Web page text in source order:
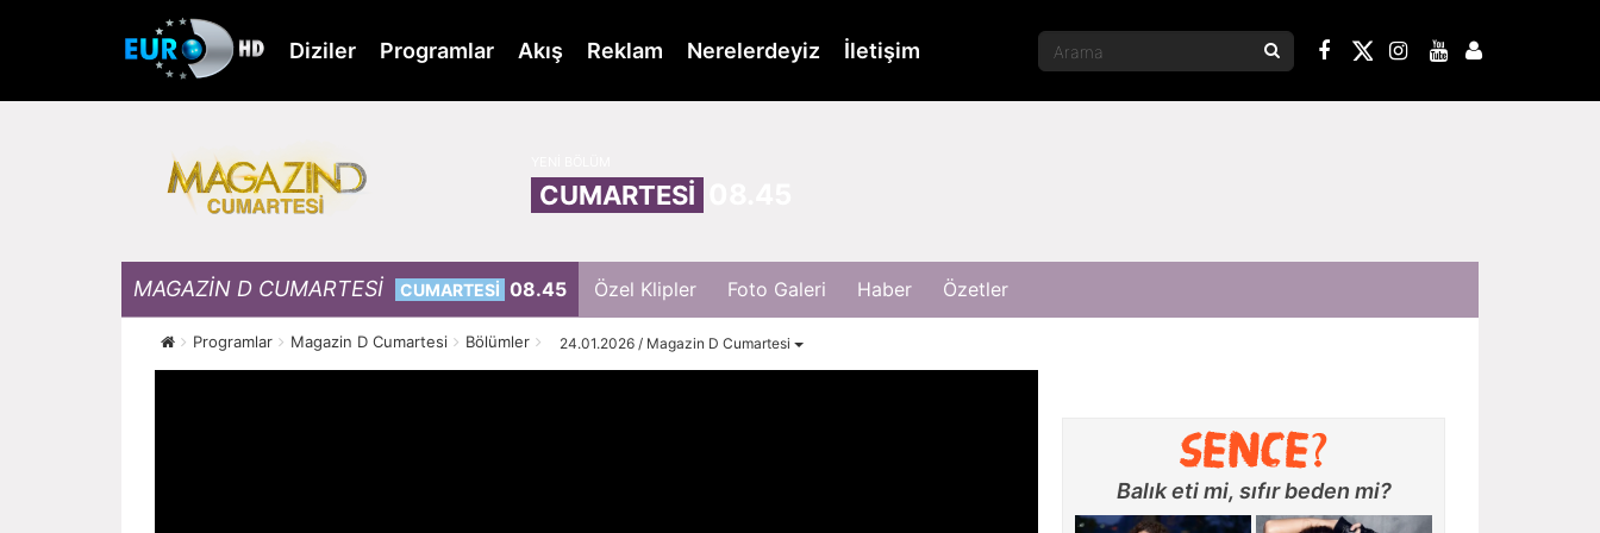
Diziler Programlar Akış Reklam Nerelerdeyiz İletişim
CUMARTESİ
MAGAZİN D CUMARTESİ CUMARTESİ 08.45 Özel Klipler Foto Galeri Haber Özetler
Programlar Magazin D Cumartesi Bölümler 24.01.2026 / Magazin D Cumartesi
Balık eti mi, sıfır beden mi?